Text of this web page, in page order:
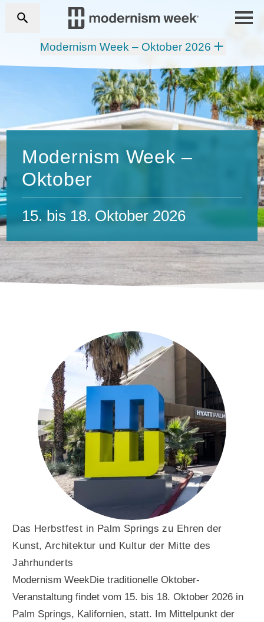
Modernism Week – Oktober 2026
Modernism Week –
Oktober
15. bis 18. Oktober 2026
Das Herbstfest in Palm Springs zu Ehren der
Kunst, Architektur und Kultur der Mitte des
Jahrhunderts
Modernism WeekDie traditionelle Oktober-
Veranstaltung findet vom 15. bis 18. Oktober 2026 in
Palm Springs, Kalifornien, statt. Im Mittelpunkt der